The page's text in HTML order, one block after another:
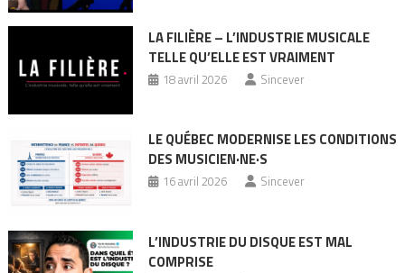
LA FILIÈRE – L’INDUSTRIE MUSICALE
TELLE QU’ELLE EST VRAIMENT
18 avril 2026 Sincever
LE QUÉBEC MODERNISE LES CONDITIONS
DES MUSICIEN·NE·S
16 avril 2026 Sincever
L’INDUSTRIE DU DISQUE EST MAL
COMPRISE